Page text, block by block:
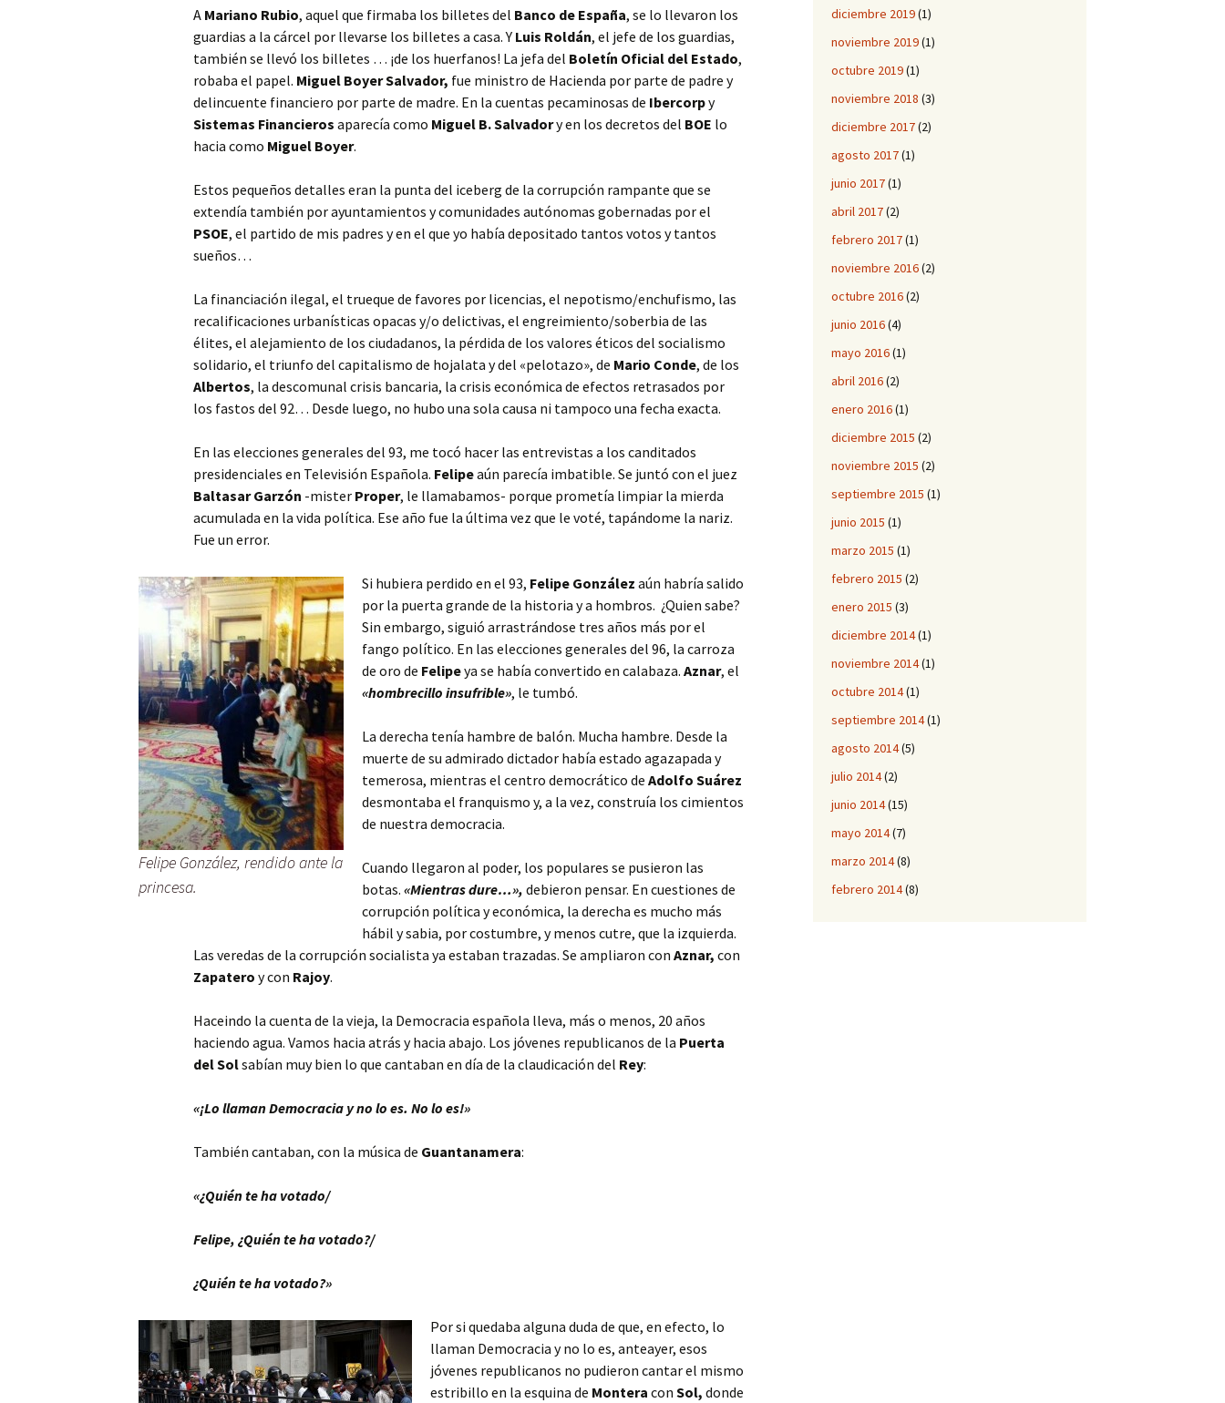
A Mariano Rubio, aquel que firmaba los billetes del Banco de España, se lo llevaron los
guardias a la cárcel por llevarse los billetes a casa. Y Luis Roldán, el jefe de los guardias,
también se llevó los billetes … ¡de los huerfanos! La jefa del Boletín Oficial del Estado,
robaba el papel. Miguel Boyer Salvador, fue ministro de Hacienda por parte de padre y
delincuente financiero por parte de madre. En la cuentas pecaminosas de Ibercorpy
Sistemas Financieros aparecía como Miguel B. Salvadory en los decretos del BOE lo
hacia como Miguel Boyer.
Estos pequeños detalles eran la punta del iceberg de la corrupción rampante que se
extendía también por ayuntamientos y comunidades autónomas gobernadas por el
PSOE, el partido de mis padres y en el que yo había depositado tantos votos y tantos
sueños…
La financiación ilegal, el trueque de favores por licencias, el nepotismo/enchufismo, las
recalificaciones urbanísticas opacas y/o delictivas, el engreimiento/soberbia de las
élites, el alejamiento de los ciudadanos, la pérdida de los valores éticos del socialismo
solidario, el triunfo del capitalismo de hojalata y del «pelotazo», de Mario Conde, de los
Albertos, la descomunal crisis bancaria, la crisis económica de efectos retrasados por
los fastos del 92… Desde luego, no hubo una sola causa ni tampoco una fecha exacta.
En las elecciones generales del 93, me tocó hacer las entrevistas a los canditados
presidenciales en Televisión Española. Felipeaún parecía imbatible. Se juntó con el juez
Baltasar Garzón -mister Proper, le llamabamos- porque prometía limpiar la mierda
acumulada en la vida política. Ese año fue la última vez que le voté, tapándome la nariz.
Fue un error.
Felipe González, rendido ante la
princesa.
Si hubiera perdido en el 93, Felipe González aún habría salido
por la puerta grande de la historia y a hombros. ¿Quien sabe?
Sin embargo, siguió arrastrándose tres años más por el
fango político. En las elecciones generales del 96, la carroza
de oro de Felipeya se había convertido en calabaza. Aznar, el
«hombrecillo insufrible», le tumbó.
La derecha tenía hambre de balón. Mucha hambre. Desde la
muerte de su admirado dictador había estado agazapada y
temerosa, mientras el centro democrático de Adolfo Suárez
desmontaba el franquismo y, a la vez, construía los cimientos
de nuestra democracia.
Cuando llegaron al poder, los populares se pusieron las
botas. «Mientras dure…», debieron pensar. En cuestiones de
corrupción política y económica, la derecha es mucho más
hábil y sabia, por costumbre, y menos cutre, que la izquierda.
Las veredas de la corrupción socialista ya estaban trazadas. Se ampliaron con Aznar, con
Zapatero y con Rajoy.
Haceindo la cuenta de la vieja, la Democracia española lleva, más o menos, 20 años
haciendo agua. Vamos hacia atrás y hacia abajo. Los jóvenes republicanos de la Puerta
del Solsabían muy bien lo que cantaban en día de la claudicación del Rey:
«¡Lo llaman Democracia y no lo es. No lo es!»
También cantaban, con la música de Guantanamera:
«¿Quién te ha votado/
Felipe, ¿Quién te ha votado?/
¿Quién te ha votado?»
Por si quedaba alguna duda de que, en efecto, lo
llaman Democracia y no lo es, anteayer, esos
jóvenes republicanos no pudieron cantar el mismo
estribillo en la esquina de Montera con Sol, donde
diciembre 2019(1)
noviembre 2019(1)
octubre 2019(1)
noviembre 2018 (3)
diciembre 2017(2)
agosto 2017(1)
junio 2017(1)
abril 2017(2)
febrero 2017(1)
noviembre 2016(2)
octubre 2016(2)
junio 2016(4)
mayo 2016(1)
abril 2016(2)
enero 2016(1)
diciembre 2015 (2)
noviembre 2015 (2)
septiembre 2015 (1)
junio 2015 (1)
marzo 2015 (1)
febrero 2015 (2)
enero 2015 (3)
diciembre 2014(1)
noviembre 2014(1)
octubre 2014(1)
septiembre 2014(1)
agosto 2014(5)
julio 2014(2)
junio 2014(15)
mayo 2014(7)
marzo 2014(8)
febrero 2014(8)